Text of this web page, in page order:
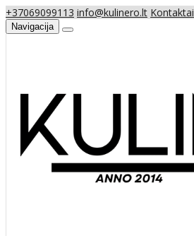
+37069099113 info@kulinero.lt Kontaktai
Navigacija